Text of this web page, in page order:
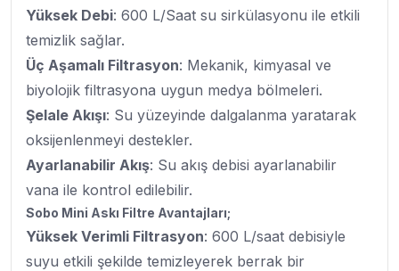
Yüksek Debi: 600 L/Saat su sirkülasyonu ile etkili
temizlik sağlar.
Üç Aşamalı Filtrasyon: Mekanik, kimyasal ve
biyolojik filtrasyona uygun medya bölmeleri.
Şelale Akışı: Su yüzeyinde dalgalanma yaratarak
oksijenlenmeyi destekler.
Ayarlanabilir Akış: Su akış debisi ayarlanabilir
vana ile kontrol edilebilir.
Sobo Mini Askı Filtre Avantajları;
Yüksek Verimli Filtrasyon: 600 L/saat debisiyle
suyu etkili şekilde temizleyerek berrak bir